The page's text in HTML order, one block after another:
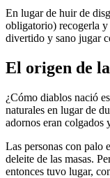
En lugar de huir de
obligatorio) recogerla y
divertido y sano jugar
El origen de
¿Cómo diablos nació
naturales en lugar de
adornos eran colgados
Las personas con palo
deleite de las masas.
entonces tuvo lugar,